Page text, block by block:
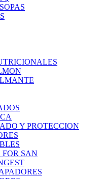
Y PROTECCION
FOR SAN